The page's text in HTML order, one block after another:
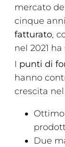
mercato
cinque
fatturato,
nel 2021
I punti di
hanno
crescita
Due